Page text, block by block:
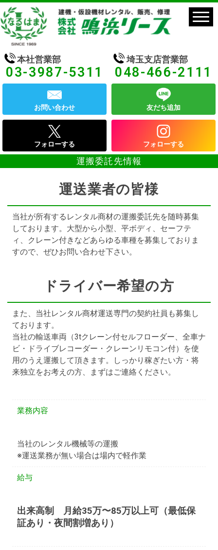
本社営業部
03-3987-5311
埼玉支店営業部
048-466-2111
お問い合わせ 友だち追加
フォローする フォローする
運搬委託先情報
運送業者の皆様
当社が所有するレンタル商材の運搬委託先を随時募集
しております。大型から小型、平ボディ、セーフテ
ィ、クレーン付きなどあらゆる車種を募集しておりま
すので、ぜひお問い合わせ下さい。
ドライバー希望の方
また、当社レンタル商材運送専門の契約社員も募集し
ております。
当社の輸送車両（3tクレーン付セルフローダー、全車ナ
ビ・ドライブレコーダー・クレーンリモコン付）を使
用のうえ運搬して頂きます。しっかり稼ぎたい方・将
来独立をお考えの方、まずはご連絡ください。
業務内容
当社のレンタル機械等の運搬
※運送業務が無い場合は場内で軽作業
給与
出来高制 月給35万〜85万以上可（最低保
証あり・夜間割増あり）